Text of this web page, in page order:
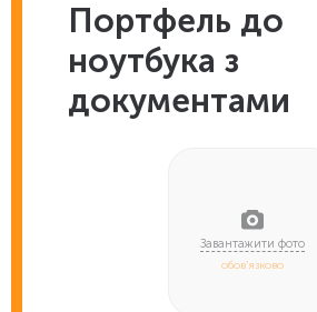
Портфель до
ноутбука з
документами
обов'язково